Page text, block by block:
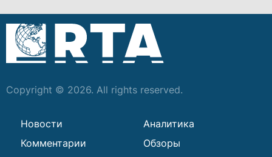
Copyright © 2026. All rights reserved.
Новости
Аналитика
Комментарии
Обзоры